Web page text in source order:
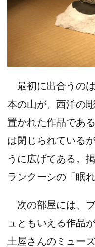
最初に出合うの
本の山が、西洋の
置かれた作品であ
は閉じられている
うに広げてある。
ランクーシの「眠
次の部屋には、
ュともいえる作品
土屋さんのミュー